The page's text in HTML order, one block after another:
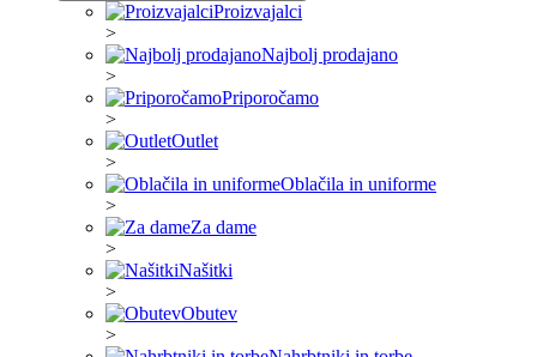
Proizvajalci
>
Najbolj prodajano
>
Priporočamo
>
Outlet
>
Oblačila in uniforme
>
Za dame
>
Našitki
>
Obutev
>